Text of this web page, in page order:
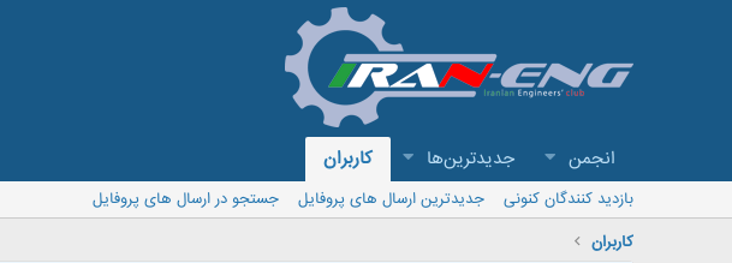
انجمن جدیدترین‌ها کاربران
بازدید کنندگان کنونی جدیدترین ارسال های پروفایل
جستجو در ارسال های پروفایل
کاربران